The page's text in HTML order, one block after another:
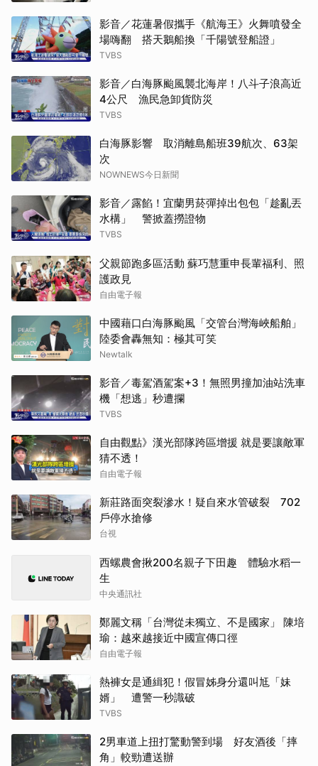
影音／花蓮暑假攜手《航海王》火舞噴發全
場嗨翻 搭天鵝船換「千陽號登船證」
TVBS
影音／白海豚颱風襲北海岸！八斗子浪高近
4公尺 漁民急卸貨防災
TVBS
白海豚影響 取消離島船班39航次、63架
次
NOWNEWS今日新聞
影音／露餡！宜蘭男菸彈掉出包包「趁亂丟
水構」 警掀蓋撈證物
TVBS
父親節跑多區活動 蘇巧慧重申長輩福利、照
護政見
自由電子報
中國藉口白海豚颱風「交管台灣海峽船舶」
陸委會轟無知：極其可笑
Newtalk
影音／毒駕酒駕案+3！無照男撞加油站洗車
機「想逃」秒遭攔
TVBS
自由觀點》漢光部隊跨區增援 就是要讓敵軍
猜不透！
自由電子報
新莊路面突裂滲水！疑自來水管破裂 702
戶停水搶修
台視
西螺農會揪200名親子下田趣 體驗水稻一
生
中央通訊社
鄭麗文稱「台灣從未獨立、不是國家」 陳培
瑜：越來越接近中國宣傳口徑
自由電子報
熱褲女是通緝犯！假冒姊身分還叫尪「妹
婿」 遭警一秒識破
TVBS
2男車道上扭打驚動警到場 好友酒後「摔
角」較勁遭送辦